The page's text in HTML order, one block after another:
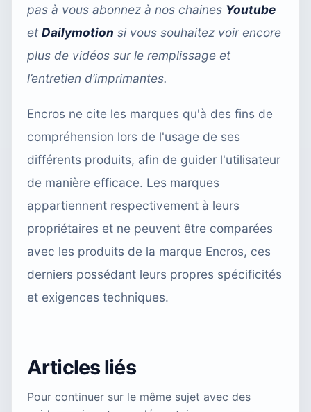
pas à vous abonnez à nos chaines Youtube
et Dailymotion si vous souhaitez voir encore
plus de vidéos sur le remplissage et
l’entretien d’imprimantes.
Encros ne cite les marques qu'à des fins de
compréhension lors de l'usage de ses
différents produits, afin de guider l'utilisateur
de manière efficace. Les marques
appartiennent respectivement à leurs
propriétaires et ne peuvent être comparées
avec les produits de la marque Encros, ces
derniers possédant leurs propres spécificités
et exigences techniques.
Articles liés
Pour continuer sur le même sujet avec des